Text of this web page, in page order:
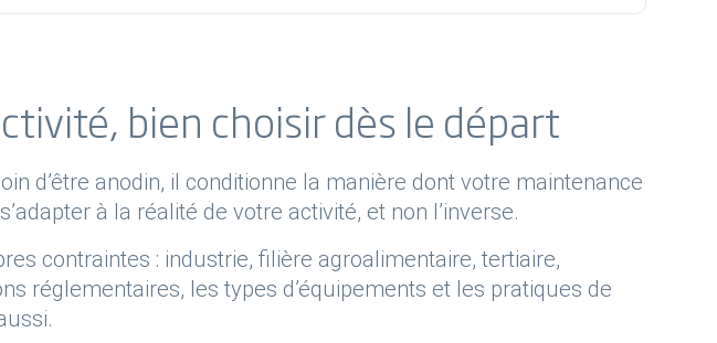
bien choisir dès le départ
d’être anodin, il conditionne la manière dont votre maintenance
à la réalité de votre activité, et non l’inverse.
contraintes : industrie, filière agroalimentaire, tertiaire,
réglementaires, les types d’équipements et les pratiques de